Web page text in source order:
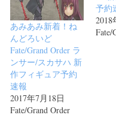
あみあみ新着！ね
んどろいど
Fate/Grand Order ラ
ンサー/スカサハ 新
作フィギュア予約
速報
2017年7月18日
Fate/Grand Order
予約
2018
Fate/